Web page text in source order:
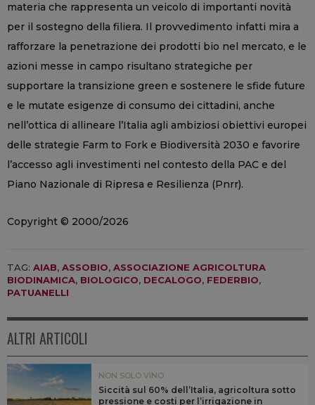
materia che rappresenta un veicolo di importanti novità
per il sostegno della filiera. Il provvedimento infatti mira a
rafforzare la penetrazione dei prodotti bio nel mercato, e le
azioni messe in campo risultano strategiche per
supportare la transizione green e sostenere le sfide future
e le mutate esigenze di consumo dei cittadini, anche
nell’ottica di allineare l’Italia agli ambiziosi obiettivi europei
delle strategie Farm to Fork e Biodiversità 2030 e favorire
l’accesso agli investimenti nel contesto della PAC e del
Piano Nazionale di Ripresa e Resilienza (Pnrr).
Copyright © 2000/2026
TAG: AIAB, ASSOBIO, ASSOCIAZIONE AGRICOLTURA
BIODINAMICA, BIOLOGICO, DECALOGO, FEDERBIO,
PATUANELLI
ALTRI ARTICOLI
NON SOLO VINO
Siccità sul 60% dell’Italia, agricoltura sotto
pressione e costi per l’irrigazione in